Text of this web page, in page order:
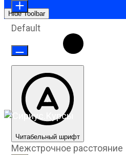
Hide Toolbar
Default
Читабельный шрифт
Межстрочное расстояние